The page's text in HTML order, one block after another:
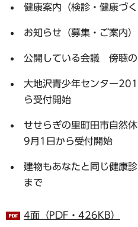
健康案内（検診・健康づく
お知らせ（募集・ご案内）
公開している会議 傍聴の
大地沢青少年センター
ら受付開始
せせらぎの里町田市自然
9月1日から受付開始
建物もあなたと同じ健康
まで
4面（PDF・426KB）